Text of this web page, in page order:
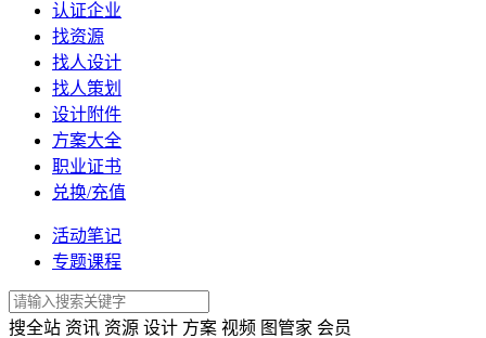
认证企业
找资源
找人设计
找人策划
设计附件
方案大全
职业证书
兑换/充值
活动笔记
专题课程
搜全站 资讯 资源 设计 方案 视频 图管家 会员